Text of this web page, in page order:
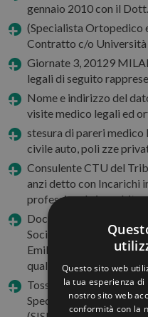
gennaio 2010 con il
(Specialista Ortopedico
Contratto c/o Università
Giornate 3, 20129
legali di seguito
Nome e indirizzo del
visite medico legali ed
stesura di pareri
civile auto, poli zze
Consulente CTU del
anzi detto con Incarichi
professionale in ambito
Docente dei Corsi di
Società I tal iana di
Emilia Romagna (http://
qualità di Medico Legale
Tossicologo Forense;
Specialisti in Medicina
Questo sito web
la tua esperienza
nostro sito web
conformità con la